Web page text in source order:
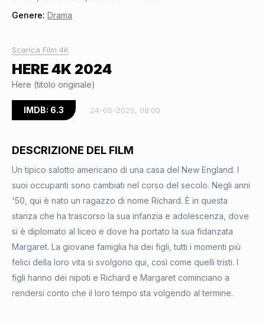
Genere: Drama
Scarica Film 4K
HERE 4K 2024
Here (titolo originale)
IMDB: 6.3 24-05-2025, 08:00
DESCRIZIONE DEL FILM
Un tipico salotto americano di una casa del New England. I
suoi occupanti sono cambiati nel corso del secolo. Negli anni
'50, qui è nato un ragazzo di nome Richard. È in questa
stanza che ha trascorso la sua infanzia e adolescenza, dove
si è diplomato al liceo e dove ha portato la sua fidanzata
Margaret. La giovane famiglia ha dei figli, tutti i momenti più
felici della loro vita si svolgono qui, così come quelli tristi. I
figli hanno dei nipoti e Richard e Margaret cominciano a
rendersi conto che il loro tempo sta volgendo al termine.